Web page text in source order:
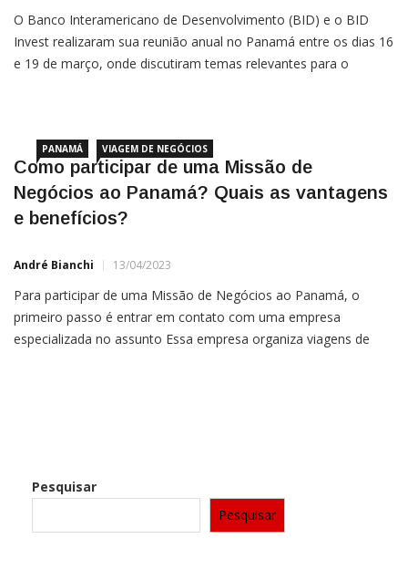
O Banco Interamericano de Desenvolvimento (BID) e o BID
Invest realizaram sua reunião anual no Panamá entre os dias 16
e 19 de março, onde discutiram temas relevantes para o
PANAMÁ VIAGEM DE NEGÓCIOS
Como participar de uma Missão de
Negócios ao Panamá? Quais as vantagens
e benefícios?
André Bianchi 13/04/2023
Para participar de uma Missão de Negócios ao Panamá, o
primeiro passo é entrar em contato com uma empresa
especializada no assunto Essa empresa organiza viagens de
Pesquisar
Pesquisar